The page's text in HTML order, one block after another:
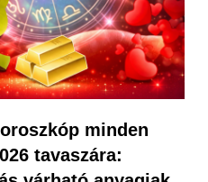
minden
tavaszára: